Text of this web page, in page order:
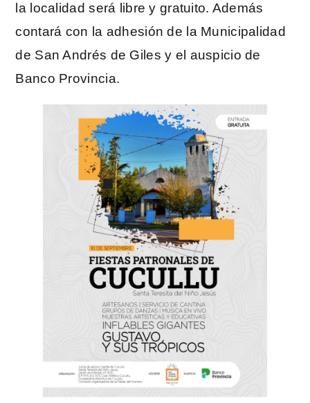
la localidad será libre y gratuito. Además
contará con la adhesión de la Municipalidad
de San Andrés de Giles y el auspicio de
Banco Provincia.